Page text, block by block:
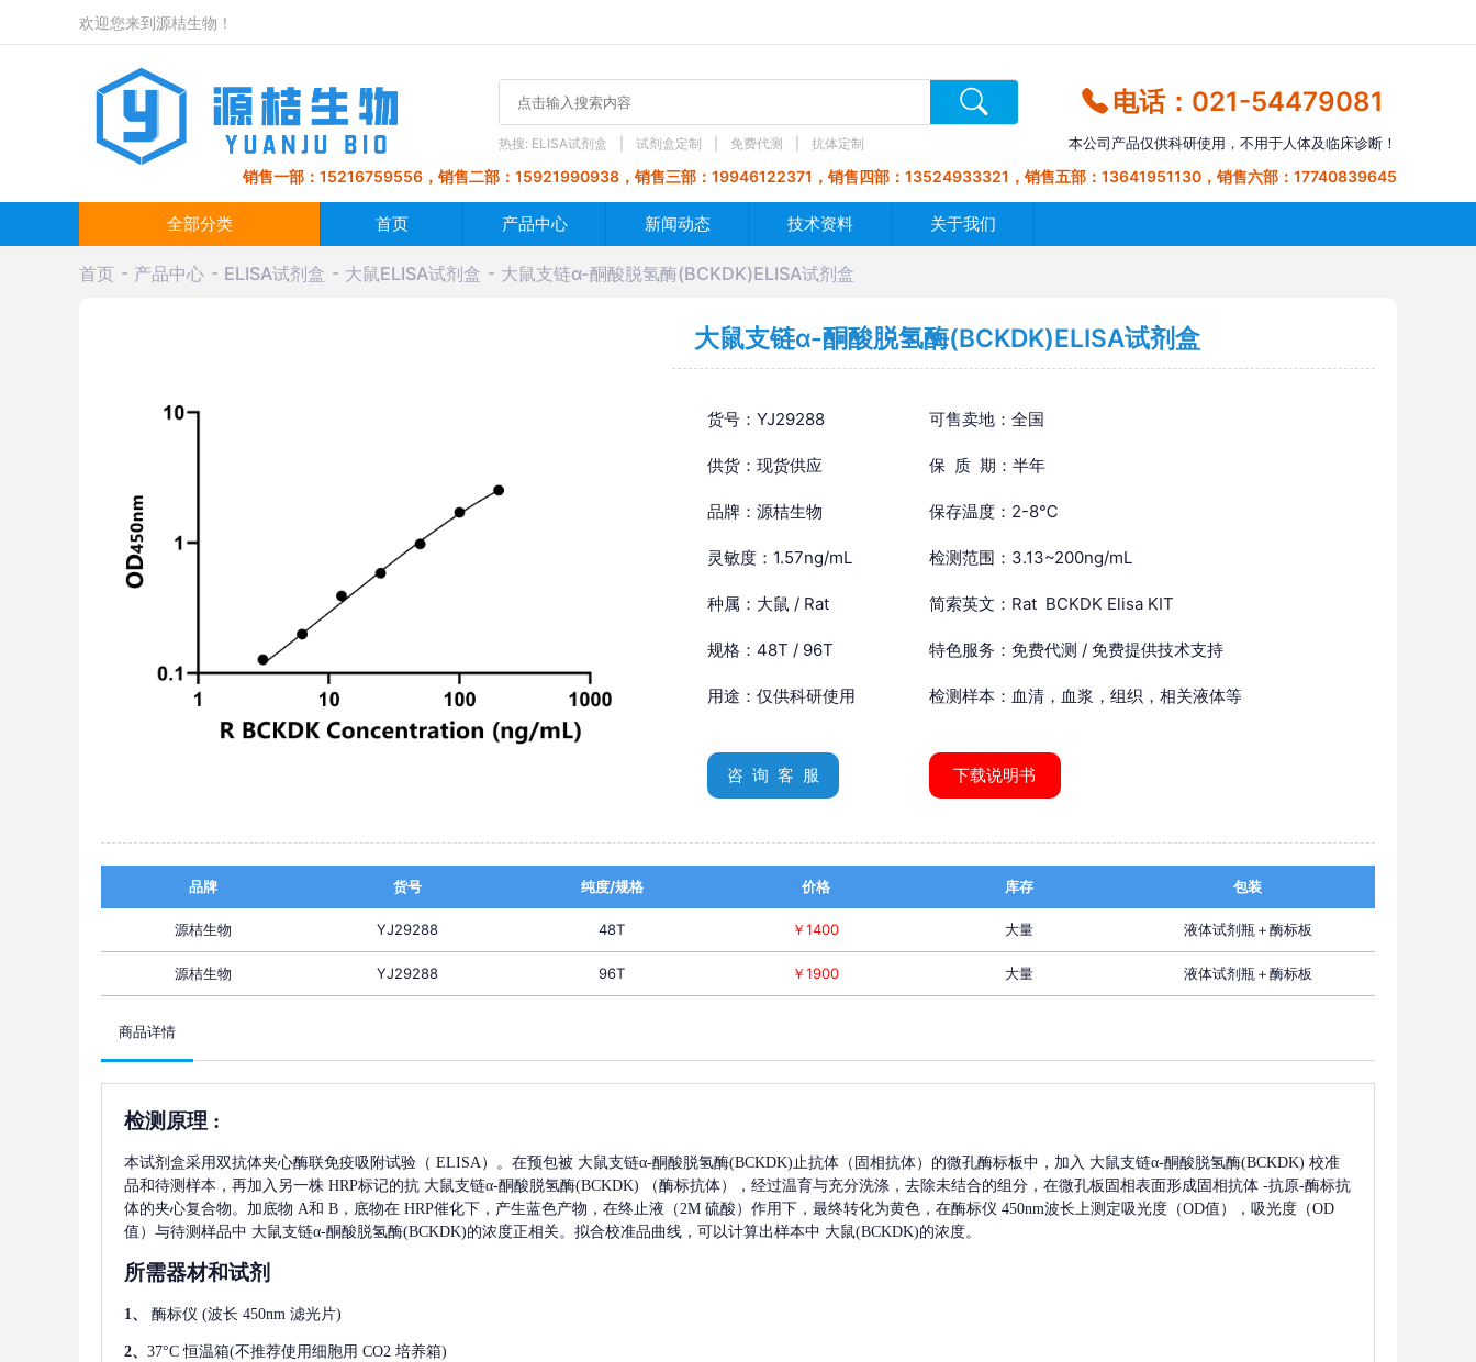
欢迎您来到源桔生物！
热搜: ELISA试剂盒 试剂盒定制 免费代测 抗体定制
电话：021-54479081
本公司产品仅供科研使用，不用于人体及临床诊断！
销售一部：15216759556，销售二部：15921990938，销售三部：19946122371，销售四部：13524933321，销售五部：13641951130，销售六部：17740839645
全部分类 首页 产品中心 新闻动态 技术资料 关于我们
首页 产品中心 ELISA试剂盒 大鼠ELISA试剂盒 大鼠支链α-酮酸脱氢酶(BCKDK)ELISA试剂盒
大鼠支链α-酮酸脱氢酶(BCKDK)ELISA试剂盒
货号：YJ29288 可售卖地：全国
供货：现货供应 保 质 期：半年
品牌：源桔生物 保存温度：2-8℃
灵敏度：1.57ng/mL 检测范围：3.13~200ng/mL
种属：大鼠 / Rat 简索英文：Rat BCKDK Elisa KIT
规格：48T / 96T 特色服务：免费代测 / 免费提供技术支持
用途：仅供科研使用 检测样本：血清，血浆，组织，相关液体等
咨 询 客 服 下载说明书
品牌 货号 纯度/规格 价格 库存 包装
源桔生物 YJ29288 48T ￥1400 大量 液体试剂瓶＋酶标板
源桔生物 YJ29288 96T ￥1900 大量 液体试剂瓶＋酶标板
商品详情
检测原理 :
本试剂盒采用双抗体夹心酶联免疫吸附试验（ ELISA）。在预包被 大鼠支链α-酮酸脱氢酶(BCKDK)止抗体（固相抗体）的微孔酶标板中，加入 大鼠支链α-酮酸脱氢酶(BCKDK) 校准
品和待测样本，再加入另一株 HRP标记的抗 大鼠支链α-酮酸脱氢酶(BCKDK) （酶标抗体），经过温育与充分洗涤，去除未结合的组分，在微孔板固相表面形成固相抗体 -抗原-酶标抗
体的夹心复合物。加底物 A和 B，底物在 HRP催化下，产生蓝色产物，在终止液（2M 硫酸）作用下，最终转化为黄色，在酶标仪 450nm波长上测定吸光度（OD值），吸光度（OD
值）与待测样品中 大鼠支链α-酮酸脱氢酶(BCKDK)的浓度正相关。拟合校准品曲线，可以计算出样本中 大鼠(BCKDK)的浓度。
所需器材和试剂
1、 酶标仪 (波长 450nm 滤光片)
2、 37°C 恒温箱(不推荐使用细胞用 CO2 培养箱)